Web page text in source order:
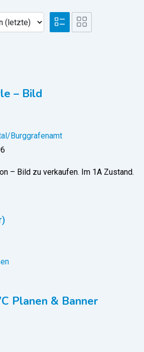
– Bild
Burggrafenamt
– Bild zu verkaufen. Im 1A Zustand.
Planen & Banner